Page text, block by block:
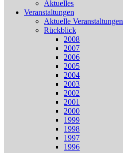
Aktuelles
Veranstaltungen
Aktuelle Veranstaltungen
Rückblick
2008
2007
2006
2005
2004
2003
2002
2001
2000
1999
1998
1997
1996